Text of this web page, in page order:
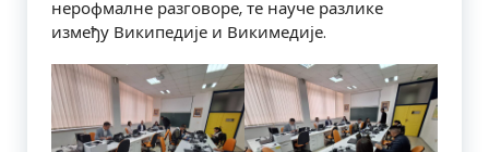
нерофмалне разговоре, те науче разлике
између Википедије и Викимедије.